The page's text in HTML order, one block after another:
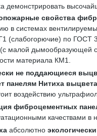
демонстрировать
свойства
в системах
(слабогорючие) по
малой дымообразующей
материала КМ1.
не поддающиеся
панелям Нитиха
воздействию
фиброцементных
качествами в
абсолютно